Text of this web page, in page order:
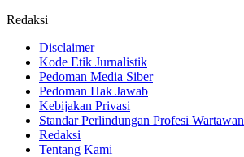
Redaksi
Disclaimer
Kode Etik Jurnalistik
Pedoman Media Siber
Pedoman Hak Jawab
Kebijakan Privasi
Standar Perlindungan Profesi Wartawan
Redaksi
Tentang Kami